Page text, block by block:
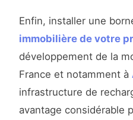
Enfin, installer une
immobilière de votre
développement de la
France et notamment à
infrastructure de
avantage considérable